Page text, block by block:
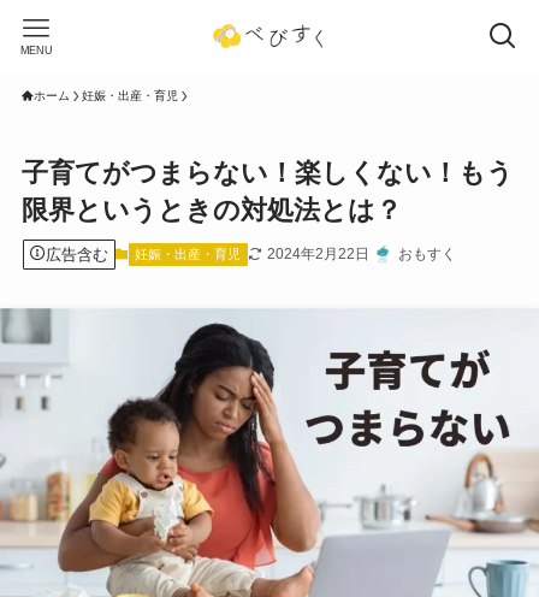
MENU
ホーム 妊娠・出産・育児
子育てがつまらない！楽しくない！もう
限界というときの対処法とは？
広告含む 妊娠・出産・育児 2024年2月22日 おもすく